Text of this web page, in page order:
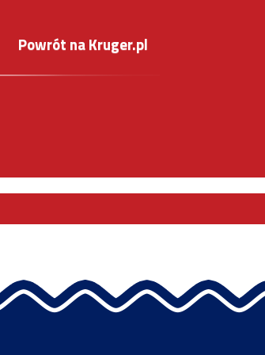
Powrót na Kruger.pl